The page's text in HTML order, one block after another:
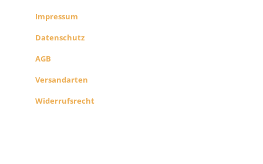
Impressum
Datenschutz
AGB
Versandarten
Widerrufsrecht